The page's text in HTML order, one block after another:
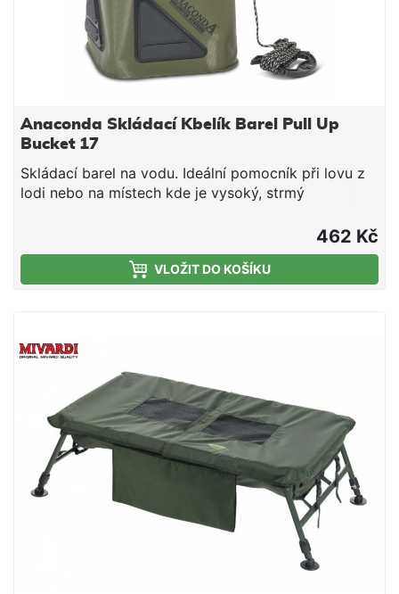
Anaconda Skládací Kbelík Barel Pull Up
Bucket 17
Skládací barel na vodu. Ideální pomocník při lovu z
lodi nebo na místech kde je vysoký, strmý
462 Kč
VLOŽIT DO KOŠÍKU